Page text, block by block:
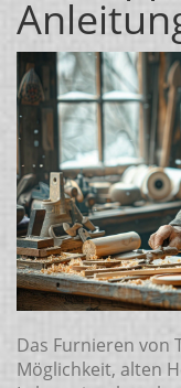
Das Furnieren von
Möglichkeit, alten